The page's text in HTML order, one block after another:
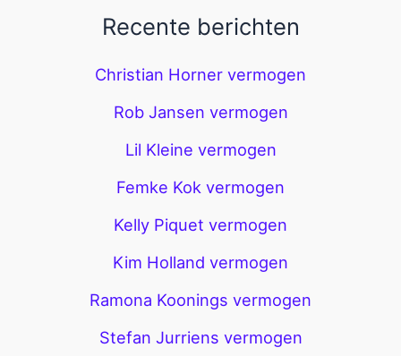
Recente berichten
Christian Horner vermogen
Rob Jansen vermogen
Lil Kleine vermogen
Femke Kok vermogen
Kelly Piquet vermogen
Kim Holland vermogen
Ramona Koonings vermogen
Stefan Jurriens vermogen